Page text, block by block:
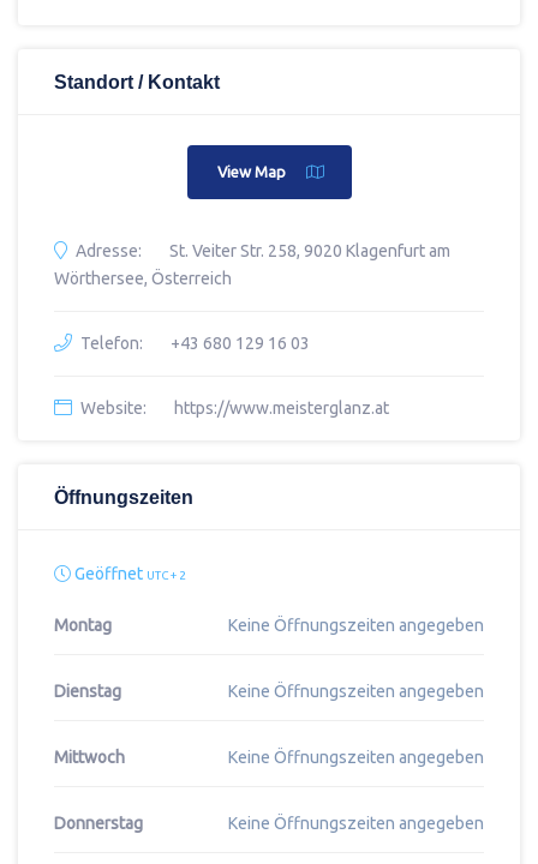
Standort / Kontakt
View Map
Adresse:
St. Veiter Str. 258, 9020 Klagenfurt am
Wörthersee, Österreich
Telefon: +43 680 129 16 03
Website: https://www.meisterglanz.at
Öffnungszeiten
Geöffnet UTC + 2
Montag Keine Öffnungszeiten angegeben
Dienstag Keine Öffnungszeiten angegeben
Mittwoch Keine Öffnungszeiten angegeben
Donnerstag Keine Öffnungszeiten angegeben